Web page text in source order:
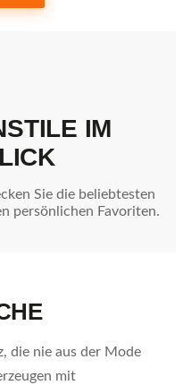
IM
Sie die beliebtesten
persönlichen Favoriten.
die nie aus der Mode
mit